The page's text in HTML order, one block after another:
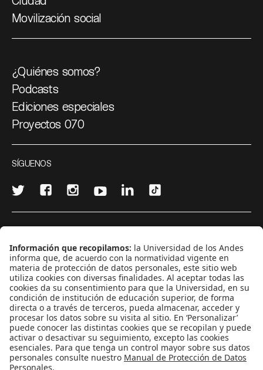
Movilización social
¿Quiénes somos?
Podcasts
Ediciones especiales
Proyectos 070
SÍGUENOS
CONTÁCTANOS
cerosetenta@uniandes.edu.co
BOGOTÁ, COLOMBIA
NEWSLETTER